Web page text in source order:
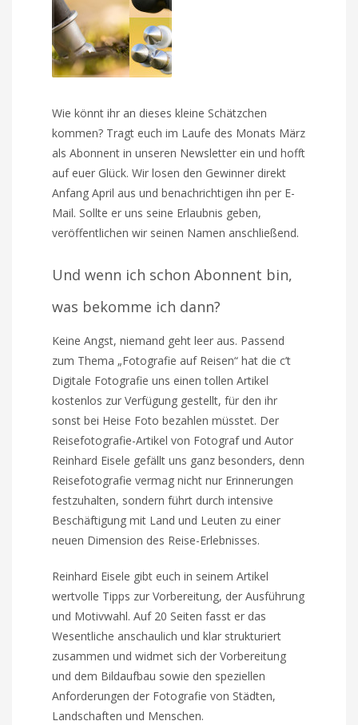
Wie könnt ihr an dieses kleine Schätzchen
kommen? Tragt euch im Laufe des Monats März
als Abonnent in unseren Newsletter ein und hofft
auf euer Glück. Wir losen den Gewinner direkt
Anfang April aus und benachrichtigen ihn per E-
Mail. Sollte er uns seine Erlaubnis geben,
veröffentlichen wir seinen Namen anschließend.
Und wenn ich schon Abonnent bin,
was bekomme ich dann?
Keine Angst, niemand geht leer aus. Passend
zum Thema „Fotografie auf Reisen“ hat die c’t
Digitale Fotografie uns einen tollen Artikel
kostenlos zur Verfügung gestellt, für den ihr
sonst bei Heise Foto bezahlen müsstet. Der
Reisefotografie-Artikel von Fotograf und Autor
Reinhard Eisele gefällt uns ganz besonders, denn
Reisefotografie vermag nicht nur Erinnerungen
festzuhalten, sondern führt durch intensive
Beschäftigung mit Land und Leuten zu einer
neuen Dimension des Reise-Erlebnisses.
Reinhard Eisele gibt euch in seinem Artikel
wertvolle Tipps zur Vorbereitung, der Ausführung
und Motivwahl. Auf 20 Seiten fasst er das
Wesentliche anschaulich und klar strukturiert
zusammen und widmet sich der Vorbereitung
und dem Bildaufbau sowie den speziellen
Anforderungen der Fotografie von Städten,
Landschaften und Menschen.